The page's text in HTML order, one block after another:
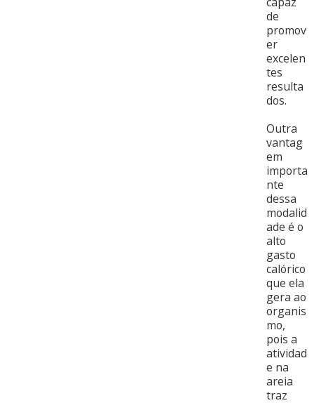
de
promov
er
excelen
tes
resulta
dos.
Outra
vantag
em
importa
nte
dessa
modalid
ade é o
alto
gasto
calórico
que ela
gera ao
organis
mo,
pois a
atividad
e na
areia
traz